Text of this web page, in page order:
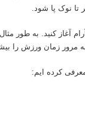
تا نوک پا شود.
کرده ایم: